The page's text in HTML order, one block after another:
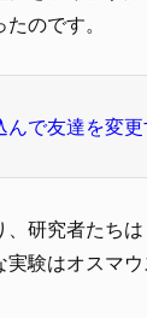
のです。
で友達を変更
研究者たち
験はオスマ